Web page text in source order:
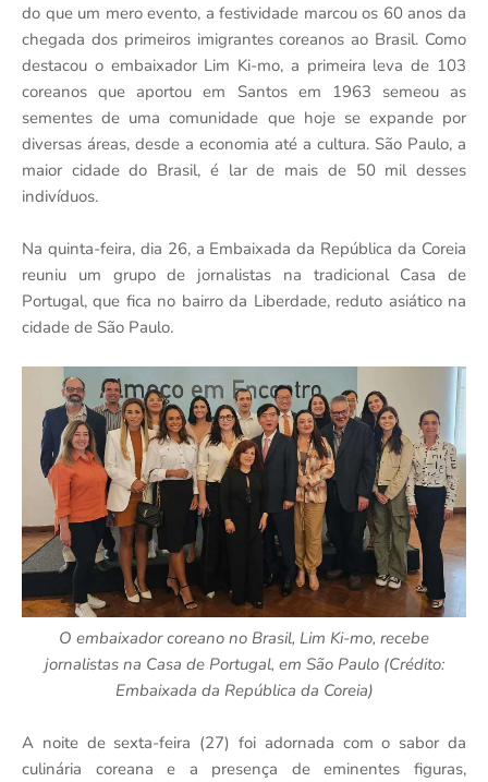
do que um mero evento, a festividade marcou os 60 anos da
chegada dos primeiros imigrantes coreanos ao Brasil. Como
destacou o embaixador Lim Ki-mo, a primeira leva de 103
coreanos que aportou em Santos em 1963 semeou as
sementes de uma comunidade que hoje se expande por
diversas áreas, desde a economia até a cultura. São Paulo, a
maior cidade do Brasil, é lar de mais de 50 mil desses
indivíduos.
Na quinta-feira, dia 26, a Embaixada da República da Coreia
reuniu um grupo de jornalistas na tradicional Casa de
Portugal, que fica no bairro da Liberdade, reduto asiático na
cidade de São Paulo.
O embaixador coreano no Brasil, Lim Ki-mo, recebe
jornalistas na Casa de Portugal, em São Paulo (Crédito:
Embaixada da República da Coreia)
A noite de sexta-feira (27) foi adornada com o sabor da
culinária coreana e a presença de eminentes figuras,